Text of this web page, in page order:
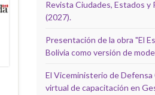
Revista Ciudades, Estados y
(2027).
Presentación de la obra "El
Bolivia como versión de
El Viceministerio de Defensa
virtual de capacitación en